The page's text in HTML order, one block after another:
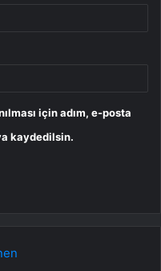
için adım, e-posta
kaydedilsin.